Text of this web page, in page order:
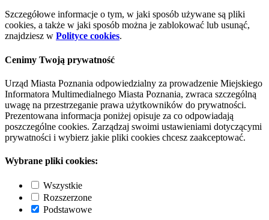
Szczegółowe informacje o tym, w jaki sposób używane są pliki
cookies, a także w jaki sposób można je zablokować lub usunąć,
znajdziesz w Polityce cookies.
Cenimy Twoją prywatność
Urząd Miasta Poznania odpowiedzialny za prowadzenie Miejskiego
Informatora Multimedialnego Miasta Poznania, zwraca szczególną
uwagę na przestrzeganie prawa użytkowników do prywatności.
Prezentowana informacja poniżej opisuje za co odpowiadają
poszczególne cookies. Zarządzaj swoimi ustawieniami dotyczącymi
prywatności i wybierz jakie pliki cookies chcesz zaakceptować.
Wybrane pliki cookies:
Wszystkie
Rozszerzone
Podstawowe